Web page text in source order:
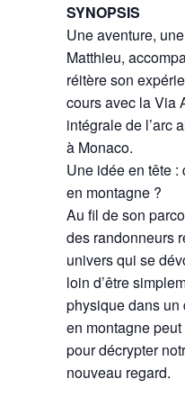
SYNOPSIS
Une aventure,
Matthieu,
réitère son
cours avec la Via
intégrale de l’arc
à Monaco.
Une idée en tête :
en montagne ?
Au fil de son
des randonneurs
univers qui se
loin d’être
physique dans un
en montagne
pour décrypter
nouveau regard.